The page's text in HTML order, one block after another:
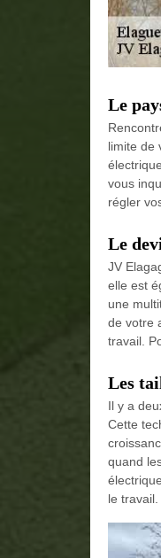
Le
limite de
vous
régler
Le
JV
elle est
une
de votre
travail.
Les
Il y a
Cette
quand
le travail.